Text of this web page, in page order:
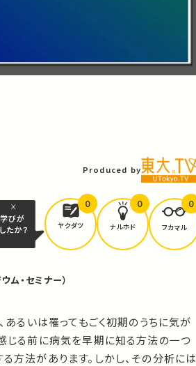
Produced by
びが
たか？
ヤクダツ
0
ナルホド
0
フカマル
0
ム・セミナー）
あるいは罹ってもごく初期のうちに気が
じる前に病気を早期に知る方法の一つ
方法があります。しかし、その分析には